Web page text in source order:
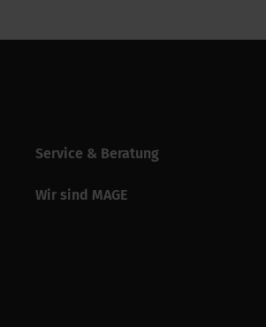
Service & Beratung
Wir sind MAGE